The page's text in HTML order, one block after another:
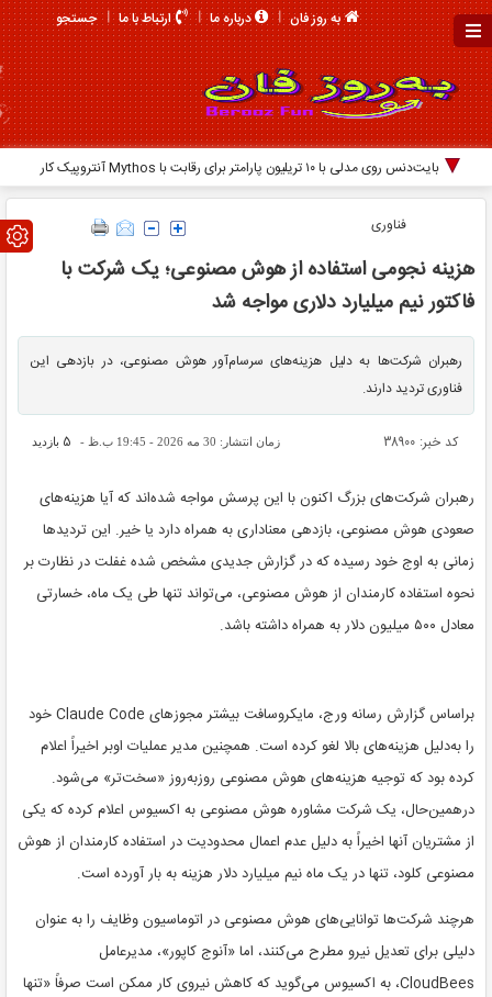
به روز فان درباره ما ارتباط با ما جستجو
بایت‌دنس روی مدلی با ۱۰ تریلیون پارامتر برای رقابت با Mythos آنتروپیک کار
می‌کند
فناوری
هزینه نجومی استفاده از هوش مصنوعی؛ یک شرکت با
فاکتور نیم میلیارد دلاری مواجه شد
رهبران شرکت‌ها به دلیل هزینه‌های سرسام‌آور هوش مصنوعی، در بازدهی این
فناوری تردید دارند.
کد خبر: 38900 زمان انتشار: 30 مه 2026 - 19:45 ب.ظ - 5 بازدید
رهبران شرکت‌های بزرگ اکنون با این پرسش مواجه شده‌اند که آیا هزینه‌های
صعودی هوش مصنوعی، بازدهی معناداری به همراه دارد یا خیر. این تردیدها
زمانی به اوج خود رسیده که در گزارش جدیدی مشخص شده غفلت در نظارت بر
نحوه استفاده کارمندان از هوش مصنوعی، می‌تواند تنها طی یک ماه، خسارتی
معادل ۵۰۰ میلیون دلار به همراه داشته باشد.
براساس گزارش رسانه ورج، مایکروسافت بیشتر مجوزهای Claude Code خود
را به‌دلیل هزینه‌های بالا لغو کرده است. همچنین مدیر عملیات اوبر اخیراً اعلام
کرده بود که توجیه هزینه‌های هوش مصنوعی روزبه‌روز «سخت‌تر» می‌شود.
در‌همین‌حال، یک شرکت مشاوره هوش مصنوعی به اکسیوس اعلام کرده که یکی
از مشتریان آنها اخیراً به دلیل عدم اعمال محدودیت در استفاده کارمندان از هوش
مصنوعی کلود، تنها در یک ماه نیم میلیارد دلار هزینه به بار آورده است.
هرچند شرکت‌ها توانایی‌های هوش مصنوعی در اتوماسیون وظایف را به عنوان
دلیلی برای تعدیل نیرو مطرح می‌کنند، اما «آنوج کاپور»، مدیرعامل
CloudBees، به اکسیوس می‌گوید که کاهش نیروی کار ممکن است صرفاً «تنها